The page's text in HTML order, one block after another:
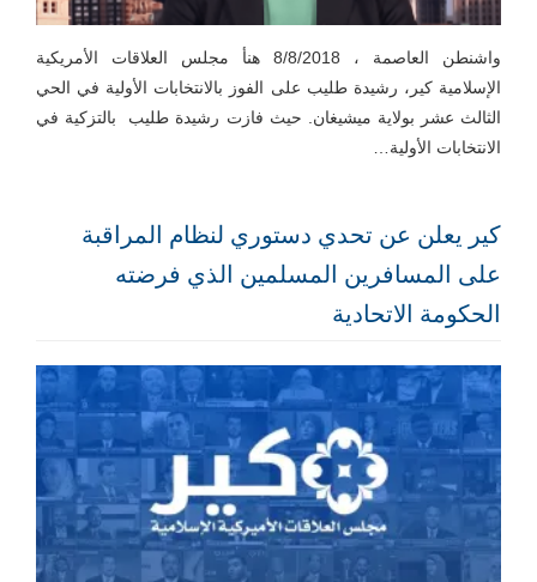
واشنطن العاصمة ، 8/8/2018 هنأ مجلس العلاقات الأمريكية
الإسلامية كير، رشيدة طليب على الفوز بالانتخابات الأولية في الحي
الثالث عشر بولاية ميشيغان. حيث فازت رشيدة طليب بالتزكية في
الانتخابات الأولية…
كير يعلن عن تحدي دستوري لنظام المراقبة
على المسافرين المسلمين الذي فرضته
الحكومة الاتحادية